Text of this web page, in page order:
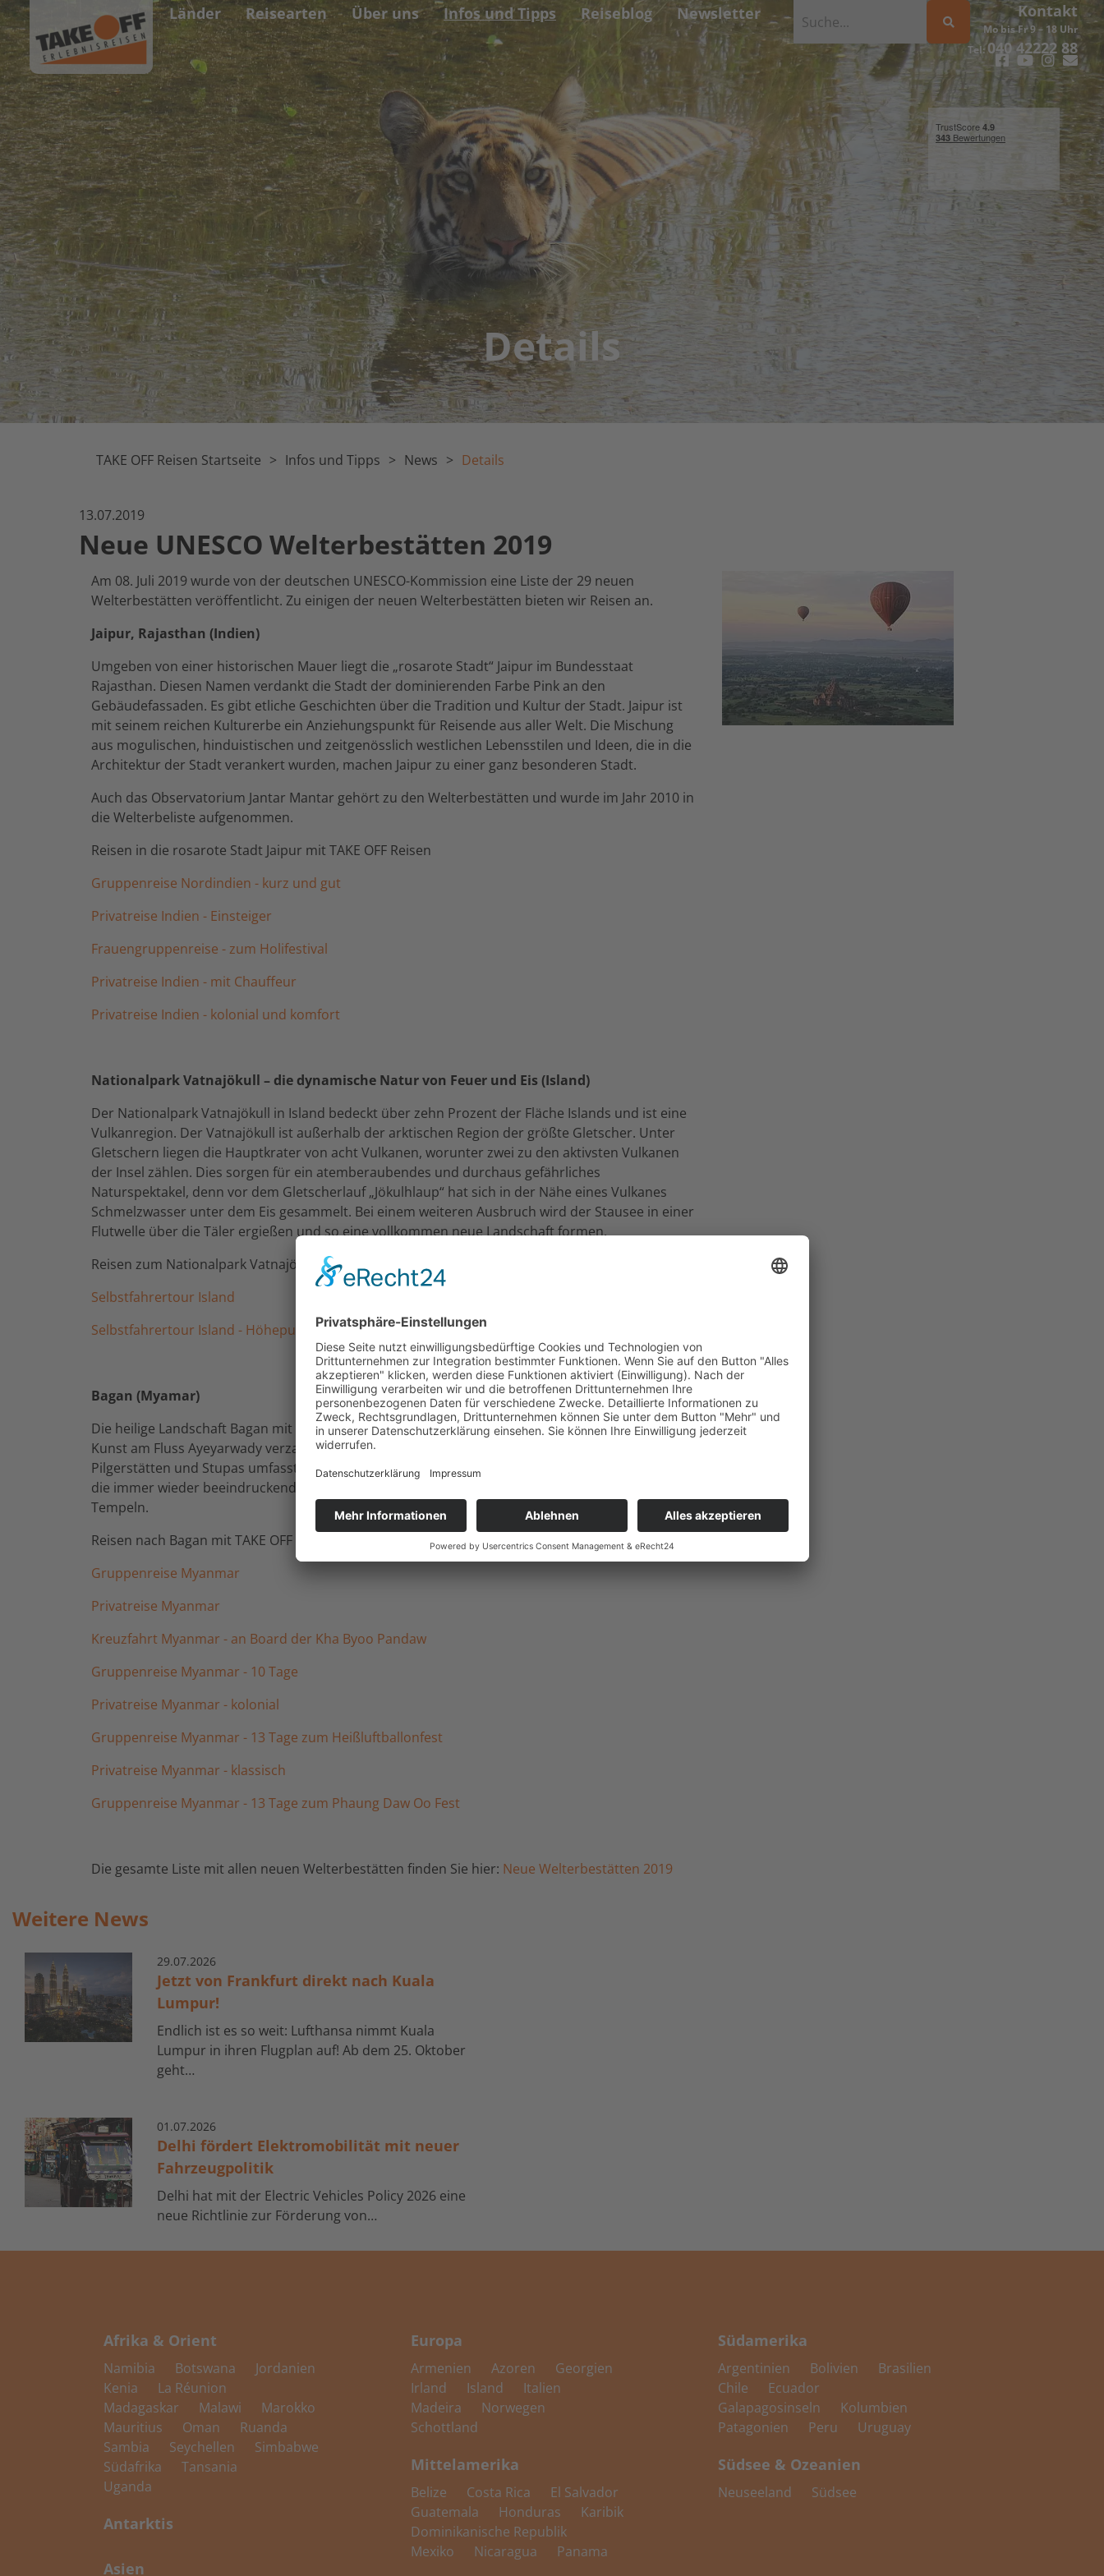
Länder Reisearten Über uns Infos und Tipps Reiseblog Newsletter
Tel: 040 42222 88
Mo bis Fr 9 – 18 Uhr
Kontakt
Details
TAKE OFF Reisen Startseite Infos und Tipps News Details
13.07.2019
Neue UNESCO Welterbestätten 2019
Am 08. Juli 2019 wurde von der deutschen UNESCO-Kommission eine Liste der 29 neuen
Welterbestätten veröffentlicht. Zu einigen der neuen Welterbestätten bieten wir Reisen an.
Jaipur, Rajasthan (Indien)
Umgeben von einer historischen Mauer liegt die „rosarote Stadt“ Jaipur im Bundesstaat
Rajasthan. Diesen Namen verdankt die Stadt der dominierenden Farbe Pink an den
Gebäudefassaden. Es gibt etliche Geschichten über die Tradition und Kultur der Stadt. Jaipur ist
mit seinem reichen Kulturerbe ein Anziehungspunkt für Reisende aus aller Welt. Die Mischung
aus mogulischen, hinduistischen und zeitgenösslich westlichen Lebensstilen und Ideen, die in die
Architektur der Stadt verankert wurden, machen Jaipur zu einer ganz besonderen Stadt.
Auch das Observatorium Jantar Mantar gehört zu den Welterbestätten und wurde im Jahr 2010 in
die Welterbeliste aufgenommen.
Reisen in die rosarote Stadt Jaipur mit TAKE OFF Reisen
Gruppenreise Nordindien - kurz und gut
Privatreise Indien - Einsteiger
Frauengruppenreise - zum Holifestival
Privatreise Indien - mit Chauffeur
Privatreise Indien - kolonial und komfort
Nationalpark Vatnajökull – die dynamische Natur von Feuer und Eis (Island)
Der Nationalpark Vatnajökull in Island bedeckt über zehn Prozent der Fläche Islands und ist eine
Vulkanregion. Der Vatnajökull ist außerhalb der arktischen Region der größte Gletscher. Unter
Gletschern liegen die Hauptkrater von acht Vulkanen, worunter zwei zu den aktivsten Vulkanen
der Insel zählen. Dies sorgen für ein atemberaubendes und durchaus gefährliches
Naturspektakel, denn vor dem Gletscherlauf „Jökulhlaup“ hat sich in der Nähe eines Vulkanes
Schmelzwasser unter dem Eis gesammelt. Bei einem weiteren Ausbruch wird der Stausee in einer
Flutwelle über die Täler ergießen und so eine vollkommen neue Landschaft formen.
Reisen zum Nationalpark Vatnajökull mit TAKE OFF Reisen
Selbstfahrertour Island
Selbstfahrertour Island - Höhepunkte
Bagan (Myamar)
Die heilige Landschaft Bagan mit einer unglaublichen Vielfalt buddhistischer Architektur und
Kunst am Fluss Ayeyarwady verzaubert. Acht Teilgebiete mit vielen Klöstern, Tempeln,
Pilgerstätten und Stupas umfasst die Stätte. Einzigartig in Bagan ist die Menge der Bauwerke und
die immer wieder beeindruckende Aussicht über die Ebene mit den über 2000 noch erhaltenen
Tempeln.
Reisen nach Bagan mit TAKE OFF Reisen
Gruppenreise Myanmar
Privatreise Myanmar
Kreuzfahrt Myanmar - an Board der Kha Byoo Pandaw
Gruppenreise Myanmar - 10 Tage
Privatreise Myanmar - kolonial
Gruppenreise Myanmar - 13 Tage zum Heißluftballonfest
Privatreise Myanmar - klassisch
Gruppenreise Myanmar - 13 Tage zum Phaung Daw Oo Fest
Die gesamte Liste mit allen neuen Welterbestätten finden Sie hier: Neue Welterbestätten 2019
Weitere News
29.07.2026
Jetzt von Frankfurt direkt nach Kuala
Lumpur!
Endlich ist es so weit: Lufthansa nimmt Kuala
Lumpur in ihren Flugplan auf! Ab dem 25. Oktober
geht…
01.07.2026
Delhi fördert Elektromobilität mit neuer
Fahrzeugpolitik
Delhi hat mit der Electric Vehicles Policy 2026 eine
neue Richtlinie zur Förderung von…
Afrika & Orient
Namibia Botswana
Jordanien
Kenia
La Réunion
Madagaskar
Malawi
Marokko
Mauritius
Oman
Ruanda
Sambia
Seychellen
Simbabwe
Südafrika
Tansania
Uganda
Antarktis
Asien
Europa
Armenien Azoren
Georgien
Irland
Island
Italien
Madeira
Norwegen
Schottland
Mittelamerika
Belize Costa Rica
El Salvador
Guatemala
Honduras
Karibik
Dominikanische Republik
Mexiko
Nicaragua Panama
Südamerika
Argentinien Bolivien
Brasilien
Chile
Ecuador
Galapagosinseln
Kolumbien
Patagonien
Peru Uruguay
Südsee & Ozeanien
Neuseeland Südsee